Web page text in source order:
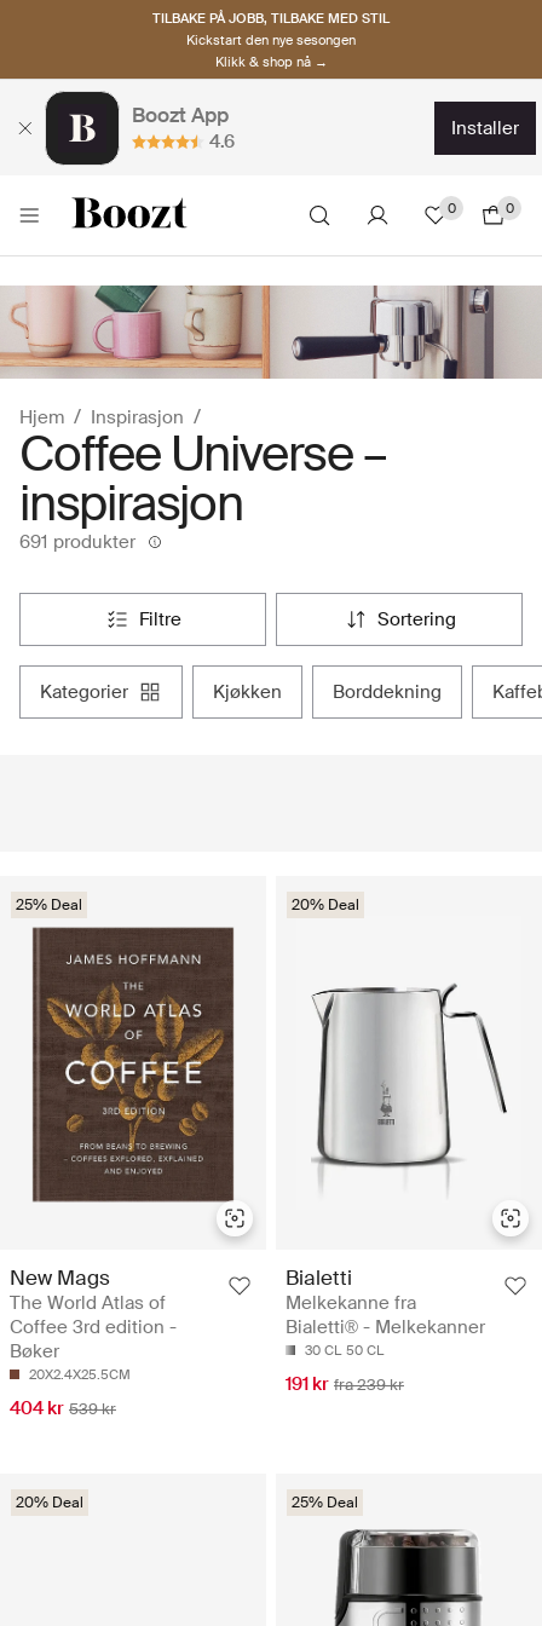
TILBAKE PÅ JOBB, TILBAKE MED STIL
Kickstart den nye sesongen
Klikk & shop nå →
Boozt App
4.6
installer
0 0
Hjem Inspirasjon
Coffee Universe –
inspirasjon
691 produkter
filtre sortering
kategorier kjøkken borddekning
25% Deal
New Mags
The World Atlas of
Coffee 3rd edition -
Bøker
20X2.4X25.5CM
404 kr 539 kr
20% Deal
Bialetti
Melkekanne fra
Bialetti® - Melkekanner
30 CL 50 CL
191 kr fra 239 kr
20% Deal 25% Deal